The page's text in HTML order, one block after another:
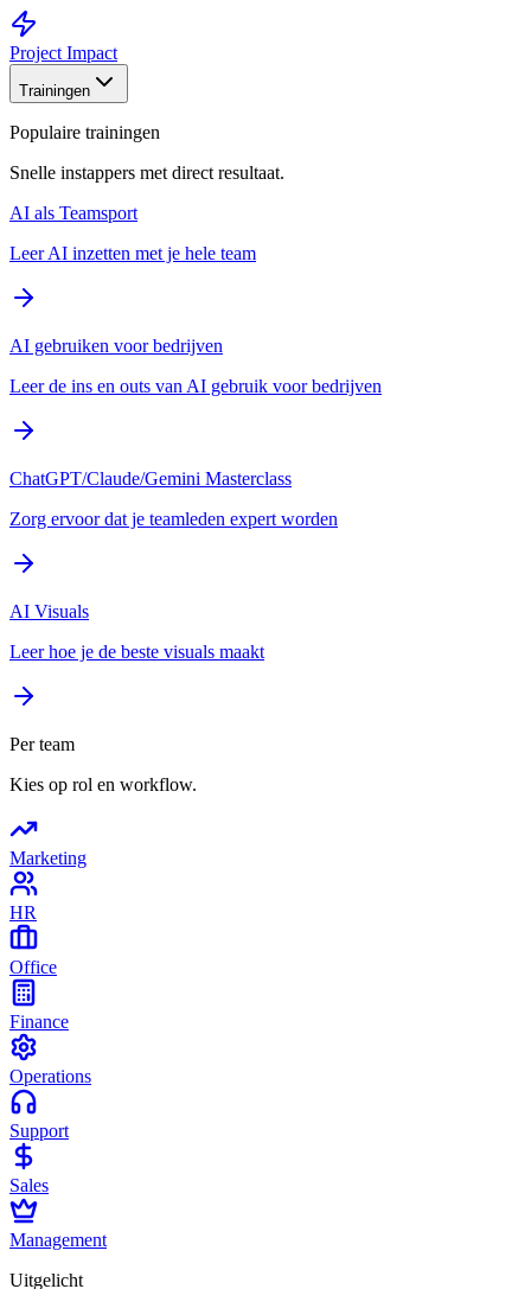
Project Impact
Trainingen
Populaire trainingen
Snelle instappers met direct resultaat.
AI als Teamsport
Leer AI inzetten met je hele team
AI gebruiken voor bedrijven
Leer de ins en outs van AI gebruik voor bedrijven
ChatGPT/Claude/Gemini Masterclass
Zorg ervoor dat je teamleden expert worden
AI Visuals
Leer hoe je de beste visuals maakt
Per team
Kies op rol en workflow.
Marketing
HR
Office
Finance
Operations
Support
Sales
Management
Uitgelicht